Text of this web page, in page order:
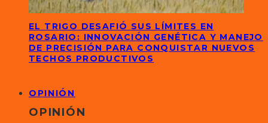
EL TRIGO DESAFIÓ SUS LÍMITES EN
ROSARIO: INNOVACIÓN GENÉTICA Y MANEJO
DE PRECISIÓN PARA CONQUISTAR NUEVOS
TECHOS PRODUCTIVOS
OPINIÓN
OPINIÓN